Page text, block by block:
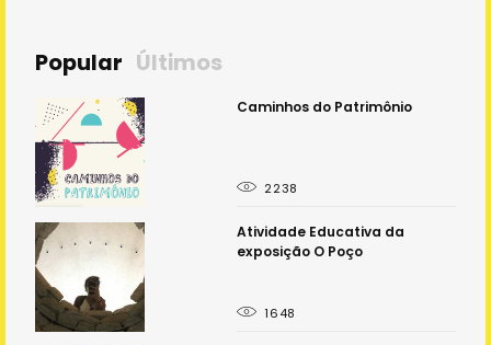
Popular Últimos
Caminhos do Patrimônio
2238
Atividade Educativa da
exposição O Poço
1648